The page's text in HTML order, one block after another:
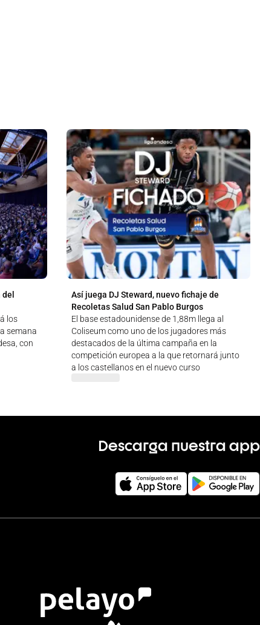
del
los
semana
con
Así juega DJ Steward, nuevo fichaje de
Recoletas Salud San Pablo Burgos
El base estadounidense de 1,88m llega al
Coliseum como uno de los jugadores más
destacados de la última campaña en la
competición europea a la que retornará junto
a los castellanos en el nuevo curso
Descarga nuestra app